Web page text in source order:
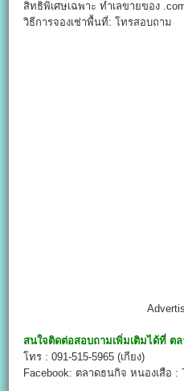
สิทธิพิเศษเฉพาะ ทำเลขายของ
วิธีการจองเช่าพื้นที่: โทรสอบถาม
สนใจติดต่อสอบถามเพิ่มเติมได้ที่ ต
โทร : 091-515-5965 (เกียง)
Facebook: ตลาดธนกิจ หนองเสือ :